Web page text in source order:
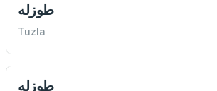
طوزله
Tuzla
طوزله